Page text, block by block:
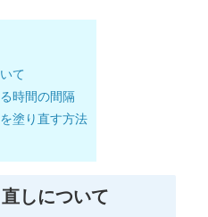
て
時間の間隔
塗り直す方法
しについて